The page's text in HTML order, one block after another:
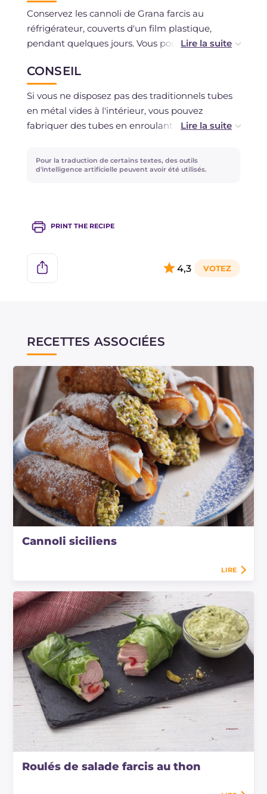
Conservez les cannoli de Grana farcis au
réfrigérateur, couverts d'un film plastique,
pendant quelques jours. Vous pouvez les
frais.
CONSEIL
Si vous ne disposez pas des traditionnels tubes
en métal vides à l'intérieur, vous pouvez
fabriquer des tubes en enroulant une feuille de
jusqu'à atteindre un diamètre de 2 cm.
Pour la traduction de certains textes, des outils
d'intelligence artificielle peuvent avoir été utilisés.
PRINT THE RECIPE
4,3
RECETTES ASSOCIÉES
Cannoli siciliens
LIRE
Roulés de salade farcis au thon